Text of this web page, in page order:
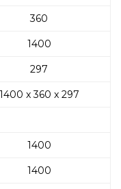
360
1400
297
1400 x 360 x 297
1400
1400